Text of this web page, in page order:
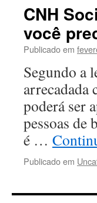
CNH
você
Publicado em
Segundo a
arrecadada
poderá ser
pessoas de
é …
Publicado em